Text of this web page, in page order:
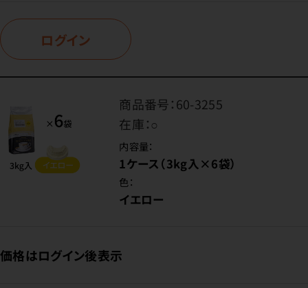
ログイン
商品番号：60-3255
在庫：○
内容量：
1ケース（3kg入×6袋）
色：
イエロー
価格はログイン後表示